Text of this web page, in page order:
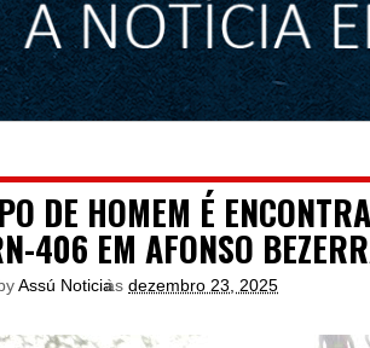
DE HOMEM É
406 EM AFONSO
Assú Noticia
às dezembro 23, 2025